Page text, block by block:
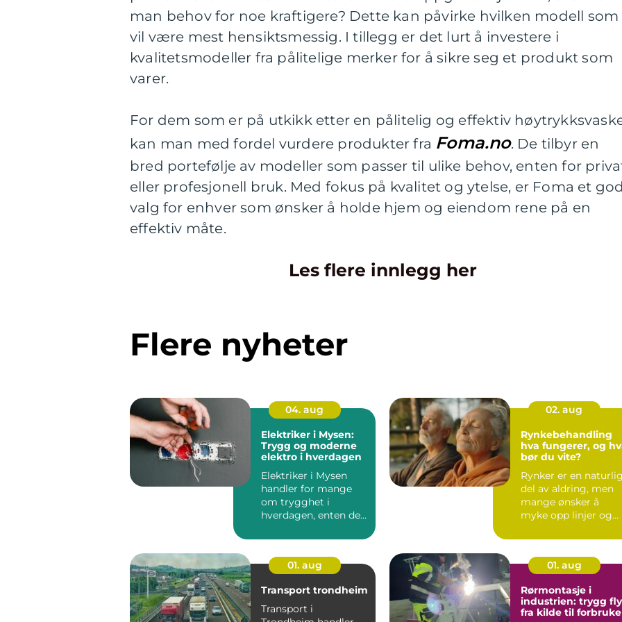
man behov for noe kraftigere? Dette kan påvirke hvilken modell som
vil være mest hensiktsmessig. I tillegg er det lurt å investere i
kvalitetsmodeller fra pålitelige merker for å sikre seg et produkt som
varer.
For dem som er på utkikk etter en pålitelig og effektiv
kan man med fordel vurdere produkter fra Foma.no. De tilbyr en
bred portefølje av modeller som passer til ulike behov, enten for
eller profesjonell bruk. Med fokus på kvalitet og ytelse, er Foma et
valg for enhver som ønsker å holde hjem og eiendom rene på en
effektiv måte.
Les flere innlegg her
Flere nyheter
04. aug
Elektriker i Mysen:
Trygg og moderne
elektro i hverdagen
Elektriker i Mysen
handler for mange
om trygghet i
hverdagen, enten det
stikkontakt...
02. aug
Rynkebehandling
hva fungerer, og
bør du vite?
Rynker er en naturlig
del av aldring, men
mange ønsker å
myke opp linjer og
uttryk...
01. aug
Transport trondheim
Transport i
01. aug
Rørmontasje i
industrien: trygg
fra kilde til